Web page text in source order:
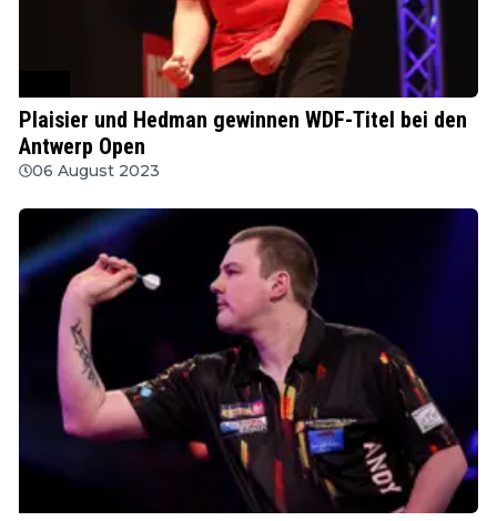
Plaisier und Hedman gewinnen WDF-Titel bei den
Antwerp Open
06 August 2023